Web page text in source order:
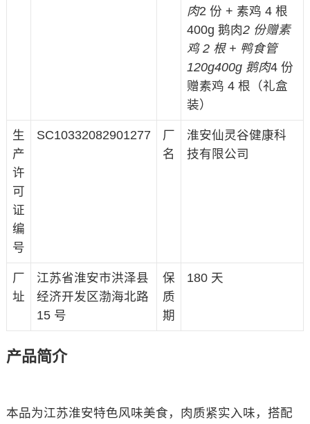
肉2 份 + 素鸡 4 根
400g 鹅肉2 份赠素
鸡 2 根 + 鸭食管
120g400g 鹅肉4 份
赠素鸡 4 根（礼盒
装）
生
产
许
可
证
编
号
SC10332082901277
厂
名
淮安仙灵谷健康科
技有限公司
厂
址
江苏省淮安市洪泽县
经济开发区渤海北路
15 号
保
质
期
180 天
产品简介
本品为江苏淮安特色风味美食，肉质紧实入味，搭配